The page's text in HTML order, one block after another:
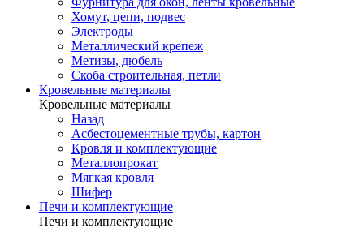
Хомут, цепи, подвес
Электроды
Металлический крепеж
Метизы, дюбель
Скоба строительная, петли
Кровельные материалы
Кровельные материалы
Назад
Асбестоцементные трубы, картон
Кровля и комплектующие
Металлопрокат
Мягкая кровля
Шифер
Печи и комплектующие
Печи и комплектующие